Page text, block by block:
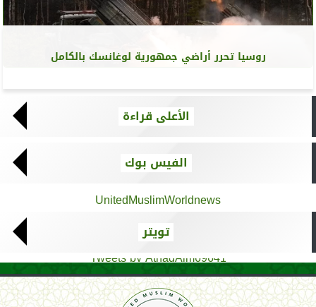
روسيا تحرر أراضي جمهورية لوغانسك بالكامل
الأعلى قراءة
الفيس بوك
UnitedMuslimWorldnews
تويتر
Tweets by AthadAlm69641